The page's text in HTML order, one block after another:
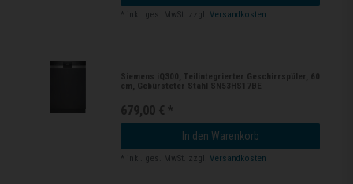
* inkl. ges. MwSt. zzgl.Versandkosten
Siemens iQ300, Teilintegrierter Geschirrspüler, 60
cm, Gebürsteter Stahl SN53HS17BE
679,00 € *
In den Warenkorb
* inkl. ges. MwSt. zzgl.Versandkosten